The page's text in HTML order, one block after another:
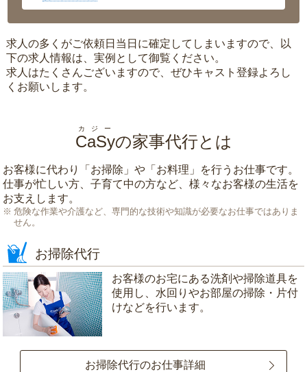
求人の多くがご依頼日当日に確定してしまいますので、以
下の求人情報は、実例として御覧ください。
求人はたくさんございますので、ぜひキャスト登録よろし
くお願いします。
CaSy
カジー
の家事代行とは
お客様に代わり「 お掃除 」や「 お料理 」を行うお仕事です。
仕事が忙しい方、子育て中の方など、様々なお客様の生活を
お支えします。
危険な作業や介護など、専門的な技術や知識が必要なお仕事ではありま
せん。
お掃除代行
お客様のお宅にある洗剤や掃除道具を
使用し、水回りやお部屋の掃除・片付
けなどを行います。
お掃除代行のお仕事詳細